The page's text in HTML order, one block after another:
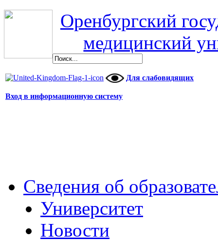
Оренбургский
медицинский
Для слабовидящих
Вход в информационную систему
Сведения об
Университет
Новости